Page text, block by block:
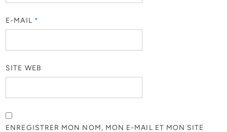
E-MAIL *
SITE WEB
ENREGISTRER MON NOM, MON E-MAIL ET MON SITE